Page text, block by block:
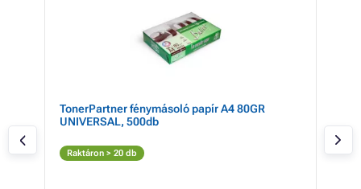
TonerPartner fénymásoló papír A4 80GR
UNIVERSAL, 500db
Raktáron > 20 db